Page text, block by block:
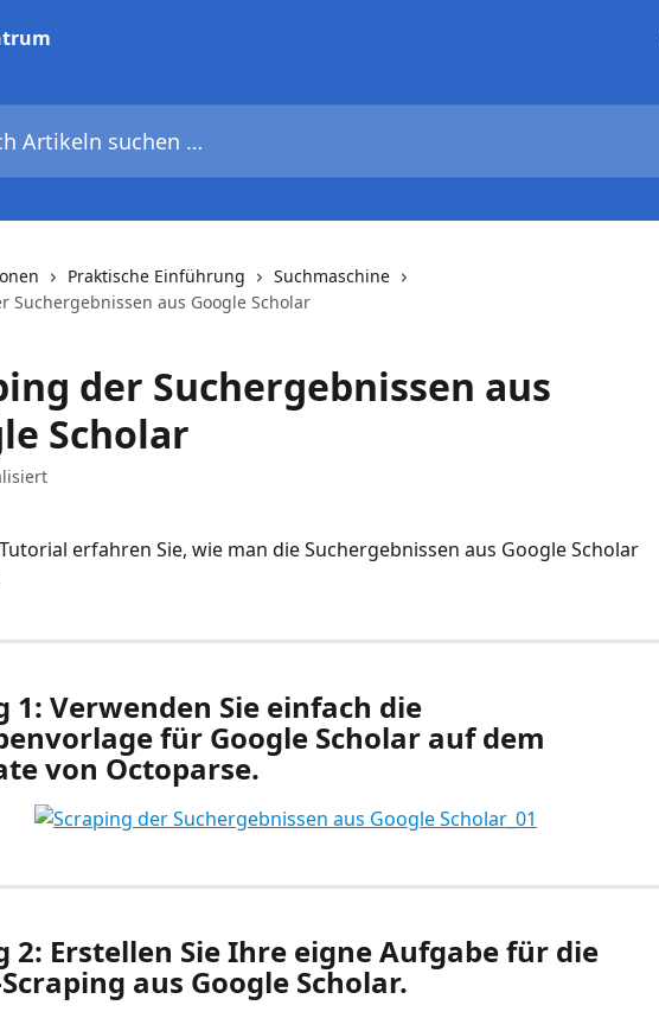
suchen …
Praktische Einführung
Suchmaschine
Suchergebnissen aus Google Scholar
der Suchergebnissen aus
Scholar
erfahren Sie, wie man die Suchergebnissen aus Google Scholar
1: Verwenden Sie einfach die
für Google Scholar auf dem
von Octoparse.
2: Erstellen Sie Ihre eigne Aufgabe für die
aus Google Scholar.